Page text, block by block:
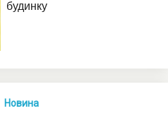
Новина